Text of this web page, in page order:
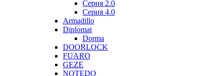
Серия 2.0
Серия 4.0
Armadillo
Diplomat
Dorma
DOORLOCK
FUARO
GEZE
NOTEDO